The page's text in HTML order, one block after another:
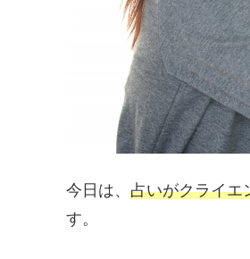
今日は、 占いがクライエ
す。